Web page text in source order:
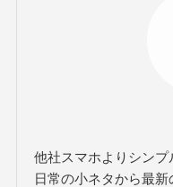
他社スマホよりシンプ
日常の小ネタから最